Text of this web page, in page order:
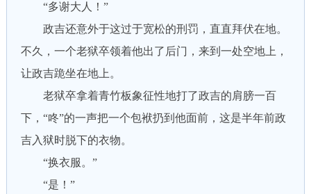
“多谢大人！”
政吉还意外于这过于宽松的刑罚，直直拜伏在地。
不久，一个老狱卒领着他出了后门，来到一处空地上，
让政吉跪坐在地上。
老狱卒拿着青竹板象征性地打了政吉的肩膀一百
下，“咚”的一声把一个包袱扔到他面前，这是半年前政
吉入狱时脱下的衣物。
“换衣服。”
“是！”